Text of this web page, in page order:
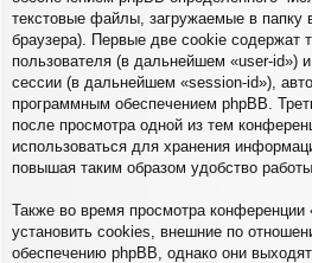
текстовые файлы, загружаемые в
браузера). Первые две cookie содержат
пользователя (в дальнейшем «user-id»)
сессии (в дальнейшем «session-id»),
программным обеспечением phpBB.
после просмотра одной из тем
использоваться для хранения
повышая таким образом удобство
Также во время просмотра
установить cookies, внешние по
обеспечению phpBB, однако они